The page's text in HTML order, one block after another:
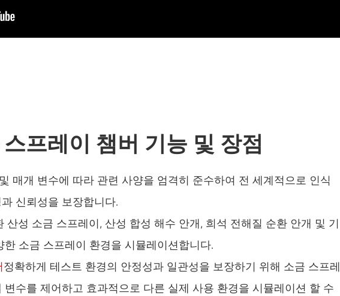
고도 챔버
부정적인 온도 에어컨 챔버
온도 습도 실험실 기후 테스트 챔버
일정한 온도와 습도 시험 약실
프레이 챔버 기능 및 장점
매개 변수에 따라 관련 사양을 엄격히 준수하여 전 세계적으로 인식
신뢰성을 보장합니다.
산성 소금 스프레이, 산성 합성 해수 안개, 희석 전해질 순환 안개 및 기
소금 스프레이 환경을 시뮬레이션합니다.
정확하게 테스트 환경의 안정성과 일관성을 보장하기 위해 소금 스프레
변수를 제어하고 효과적으로 다른 실제 사용 환경을 시뮬레이션 할 수